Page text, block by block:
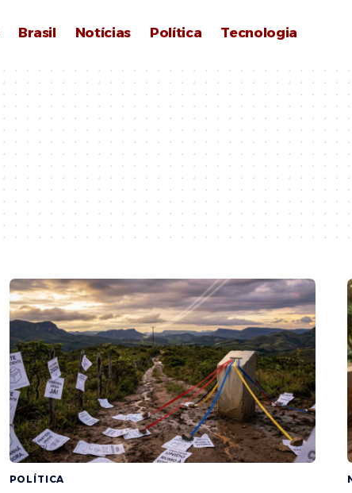
Brasil Notícias Política Tecnologia
POLÍTICA